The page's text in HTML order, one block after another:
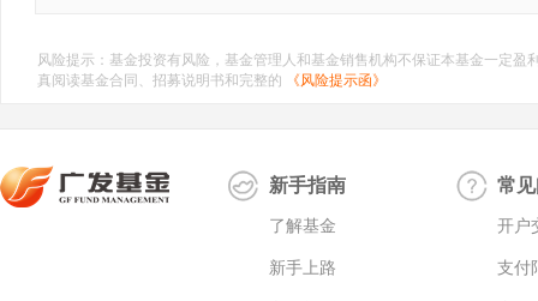
风险提示：基金投资有风险，基金管理人和基金销售机构不保证本基金一定
真阅读基金合同、招募说明书和完整的
《风险提示函》
新手指南
了解基金
新手上路
常
开户
支付